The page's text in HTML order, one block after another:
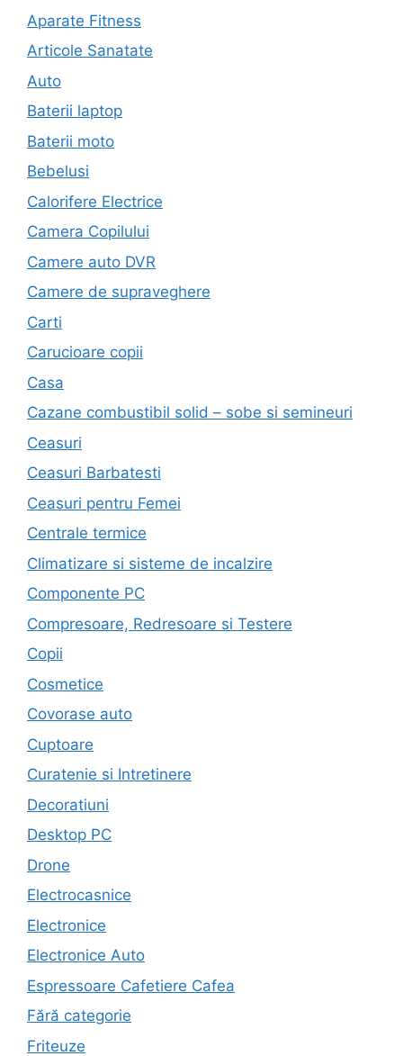
Aparate Fitness
Articole Sanatate
Auto
Baterii laptop
Baterii moto
Bebelusi
Calorifere Electrice
Camera Copilului
Camere auto DVR
Camere de supraveghere
Carti
Carucioare copii
Casa
Cazane combustibil solid – sobe si semineuri
Ceasuri
Ceasuri Barbatesti
Ceasuri pentru Femei
Centrale termice
Climatizare si sisteme de incalzire
Componente PC
Compresoare, Redresoare si Testere
Copii
Cosmetice
Covorase auto
Cuptoare
Curatenie si Intretinere
Decoratiuni
Desktop PC
Drone
Electrocasnice
Electronice
Electronice Auto
Espressoare Cafetiere Cafea
Fără categorie
Friteuze